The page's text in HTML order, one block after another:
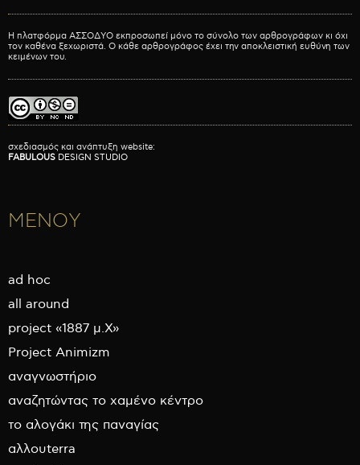
Η πλατφόρμα ΑΣΣΟΔΥΟ εκπροσωπεί μόνο το σύνολο των αρθρογράφων κι όχι
τον καθένα ξεχωριστά. Ο κάθε αρθρογράφος έχει την αποκλειστική ευθύνη των
κειμένων του.
σχεδιασμός και ανάπτυξη website:
FABULOUS DESIGN STUDIO
ΜΕΝΟΥ
ad hoc
all around
project «1887 μ.Χ»
Project Animizm
αναγνωστήριο
αναζητώντας το χαμένο κέντρο
το αλογάκι της παναγίας
αλλουterra